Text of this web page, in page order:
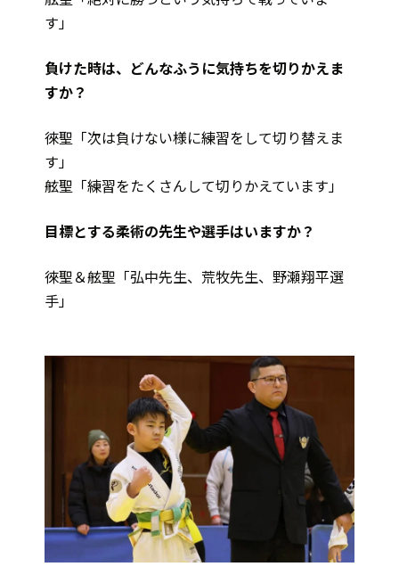
す」
負けた時は、どんなふうに気持ちを切りかえま
すか？
徠聖「次は負けない様に練習をして切り替えま
す」
舷聖「練習をたくさんして切りかえています」
――目標とする柔術の先生や選手はいますか？
徠聖＆舷聖「弘中先生、荒牧先生、野瀬翔平選
手」